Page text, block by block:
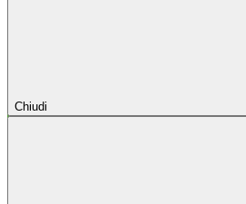
Chiudi